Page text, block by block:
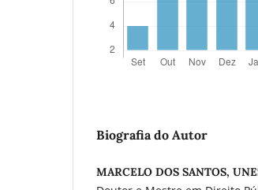
Biografia do Autor
MARCELO DOS SANTOS,